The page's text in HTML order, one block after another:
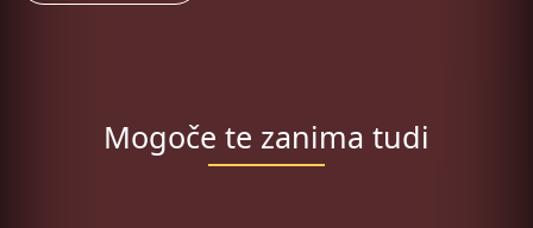
Mogoče te zanima tudi